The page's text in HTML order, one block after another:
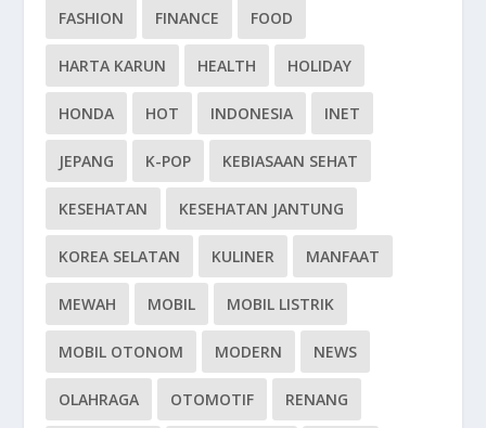
FASHION FINANCE FOOD
HARTA KARUN HEALTH HOLIDAY
HONDA HOT INDONESIA INET
JEPANG K-POP KEBIASAAN SEHAT
KESEHATAN KESEHATAN JANTUNG
KOREA SELATAN KULINER MANFAAT
MEWAH MOBIL MOBIL LISTRIK
MOBIL OTONOM MODERN NEWS
OLAHRAGA OTOMOTIF RENANG